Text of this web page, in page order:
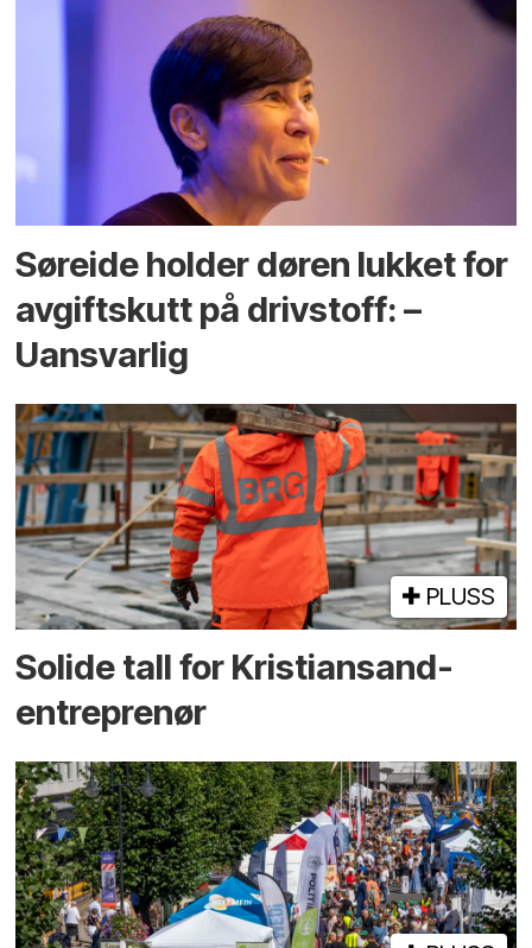
Søreide holder døren lukket for
avgiftskutt på drivstoff: –
Uansvarlig
PLUSS
Solide tall for Kristiansand-
entreprenør